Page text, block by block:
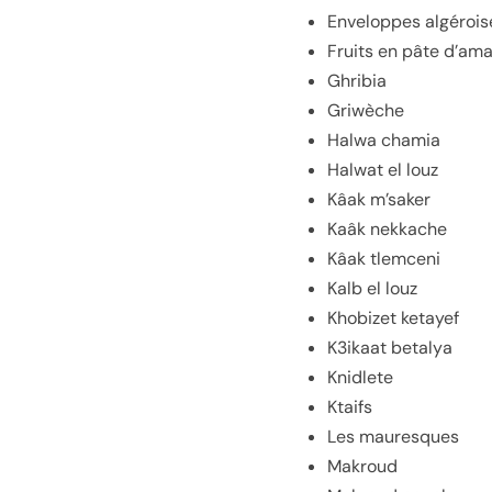
Enveloppes
Fruits en pâte
Ghribia
Griwèche
Halwa chamia
Halwat el louz
Kâak m’saker
Kaâk nekkache
Kâak tlemceni
Kalb el louz
Khobizet ketayef
K3ikaat betalya
Knidlete
Ktaifs
Les mauresques
Makroud